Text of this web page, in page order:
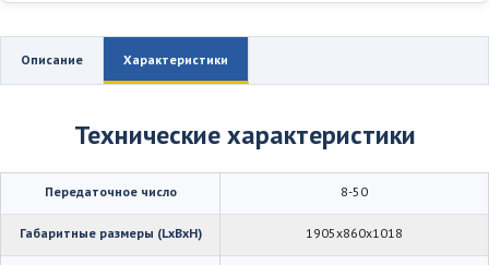
Описание Характеристики
Технические характеристики
Передаточное число 8-50
Габаритные размеры (LхBхH) 1905х860х1018